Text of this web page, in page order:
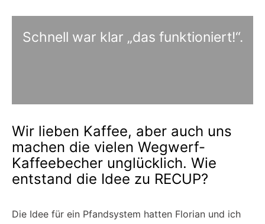
Schnell war klar „das funktioniert!“.
Wir lieben Kaffee, aber auch uns
machen die vielen Wegwerf-
Kaffeebecher unglücklich. Wie
entstand die Idee zu RECUP?
Die Idee für ein Pfandsystem hatten Florian und ich